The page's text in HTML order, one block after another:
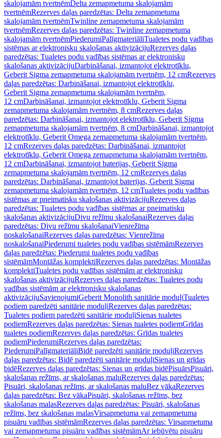
skalojamām tvertnēmDelta zemapmetuma skalojamām
tvertnēmRezerves daļas paredzētas: Delta zemapmetuma
skalojamām tvertnēmTwinline zemapmetuma skalojamām
tvertnēmRezerves daļas paredzētas: Twinline zemapmetuma
skalojamām tvertnēmPiederumiPalīgmateriāliTualetes podu vadības
sistēmas ar elektronisku skalošanas aktivizācijuRezerves daļas
paredzētas: Tualetes podu vadības sistēmas ar elektronisku
skalošanas aktivizācijuDarbināšanai, izmantojot elektrotīklu,
Geberit Sigma zemapmetuma skalojamām tvertnēm, 12 cmRezerves
daļas paredzētas: Darbināšanai, izmantojot elektrotīklu,
Geberit Sigma zemapmetuma skalojamām tvertnēm,
12 cmDarbināšanai, izmantojot elektrotīklu, Geberit Sigma
zemapmetuma skalojamām tvertnēm, 8 cmRezerves daļas
paredzētas: Darbināšanai, izmantojot elektrotīklu, Geberit Sigma
zemapmetuma skalojamām tvertnēm, 8 cmDarbināšanai, izmantojot
elektrotīklu, Geberit Omega zemapmetuma skalojamām tvertnēm,
12 cmRezerves daļas paredzētas: Darbināšanai, izmantojot
elektrotīklu, Geberit Omega zemapmetuma skalojamām tvertnēm,
12 cmDarbināšanai, izmantojot baterijas, Geberit Sigma
zemapmetuma skalojamām tvertnēm, 12 cmRezerves daļas
paredzētas: Darbināšanai, izmantojot baterijas, Geberit Sigma
zemapmetuma skalojamām tvertnēm, 12 cmTualetes podu vadības
sistēmas ar pneimatisku skalošanas aktivizācijuRezerves daļas
paredzētas: Tualetes podu vadības sistēmas ar pneimatisku
skalošanas aktivizācijuDivu režīmu skalošanaiRezerves daļas
paredzētas: Divu režīmu skalošanaiVienrežīma
noskalošanaiRezerves daļas paredzētas: Vienrežīma
noskalošanaiPiederumi tualetes podu vadības sistēmāmRezerves
daļas paredzētas: Piederumi tualetes podu vadības
sistēmāmMontāžas komplektiRezerves daļas paredzētas: Montāžas
komplektiTualetes podu vadības sistēmām ar elektronisku
skalošanas aktivizācijuRezerves daļas paredzētas: Tualetes podu
vadības sistēmām ar elektronisku skalošanas
aktivizācijuSavienojumiGeberit Monolith sanitārie moduļiTualetes
podiem paredzēti sanitārie moduļiRezerves daļas paredzētas:
Tualetes podiem paredzēti sanitārie moduļiSienas tualetes
podiemRezerves daļas paredzētas: Sienas tualetes podiemGrīdas
tualetes podiemRezerves daļas paredzētas: Grīdas tualetes
podiemPiederumiRezerves daļas paredzētas:
PiederumiPalīgmateriāliBidē paredzēti sanitārie moduļiRezerves
daļas paredzētas: Bidē paredzēti sanitārie moduļiSienas un grīdas
bidēRezerves daļas paredzētas: Sienas un grīdas bidēPisuārsPisuāri,
skalošanas režīms, ar skalošanas maluRezerves daļas paredzētas:
Pisuāri, skalošanas režīms, ar skalošanas maluBez vākaRezerves
daļas paredzētas: Bez vākaPisuāri, skalošanas režīms, bez
skalošanas malasRezerves daļas paredzētas: Pisuāri, skalošanas
režīms, bez skalošanas malasVirsapmetuma vai zemapmetuma
pisuāru vadības sistēmāmRezerves daļas paredzētas: Virsapmetuma
vai zemapmetuma pisuāru vadības sistēmāmAr iebūvētu pisuāru